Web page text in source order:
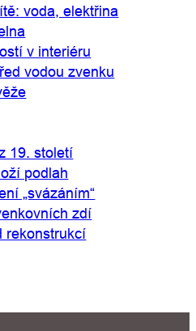
voda, elektřina
v interiéru
vodou zvenku
19. století
podlah
„svázáním“
zdí
rekonstrukcí